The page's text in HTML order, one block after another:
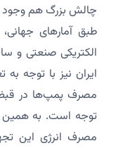
چالش بزرگ هم وجود
الکتریکی صنعتی و
ایران نیز با توجه
مصرف پمپ‌ها در
توجه است. به همین
مصرف انرژی این